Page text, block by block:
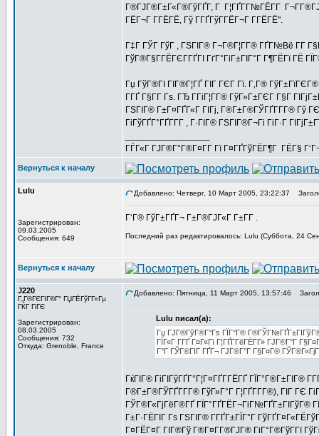
Г®ГЈГ®Г±Г«Г®ГўГҐГ­, Г Г¦ГҐГ­Г№ГЁГ­Г
ГЁГ¬Г Г­ГЁГЁ, Гў Г­ГҐГўГ­ГЁГ¬Г Г­ГЁГЁ".
Г‡Г ГЎГ ГўГ , ГЅГІГ® Г¬Г®Г¦Г­Г® ГҐГ№Вё Г­Г
ГўГ®Г§Г­ГЁГЄГ­ГҐГІ ГґГ°ГіГ±ГІГ°Г Г¶ГЁГї ГЁ
Гџ ГўГ®ГІ ГІГ®Г¦ГҐ ГІГ ГЄГ Гї. Г‚Г®
Г­ГҐ Г§Г­Г Гѕ. ГЂ Г­ГіГ¦Г­Г® ГўГ»Г±ГЄГ Г§Г
ГЅГІГ® Г±Г¤ГҐГ«Г ГІГј, Г®Г±Г®ГЎГҐГ­Г­Г® Гў
ГіГўГҐГ°ГҐГ­Г­Г , Г·ГІГ® ГЅГІГ®Г¬Гі ГіГ·Г
ГЃГ«Г ГЈГ®Г°Г®Г¤Г­Г Гї Г¤ГҐГўГЁГ¶Г ГЁГ§
Вернуться к началу
Lulu
Зарегистрирован:
09.03.2005
Сообщения: 649
Добавлено: Четверг, 10 Март 2005, 23:22:37
Г‘Г® ГўГ±ГҐГ¬ Г±Г®ГЈГ«Г Г±Г­Г .
Последний раз редактировалось: Lulu (Суббота, 24
Вернуться к началу
J220
Г„Г®ГЄГІГ®Г° ГЏГЁГўГ­Г»Гµ
ГЌГ ГіГЄ
Зарегистрирован:
08.03.2005
Сообщения: 732
Откуда: Grenoble, France
Добавлено: Пятница, 11 Март 2005, 13:57:46
Lulu писал(а):
Гџ ГЈГ®ГўГ®Г°Гѕ ГЇГ°Г®
ГЇГ«Г Г­ГҐ Г¤Г«Гї Г¦ГҐГ­ГёГЁГ­Г» ГЈГ®Г°Г
Г°Г ГЎГ®ГІГ ГҐГ¬ ГЈГ®Г°Г Г§Г¤Г®
ГќГІГ® ГіГІГўГҐГ°Г¦Г¤ГҐГ­ГЁГҐ
Г®Г±Г®ГЎГҐГ­Г­Г® ГўГ»Г°Г Г¦ГҐГ­Г­Г®), ГІГ ГЄ
ГЎГ®Г«ГјГёГ®ГҐ ГЇГ°ГҐГЁГ¬ГіГ№ГҐГ±ГІГўГ®
Г±Г·ГЁГІГ Гѕ ГЅГІГ® Г­ГҐГ±ГЇГ°Г
Г¤ГЁГ¤Г ГІГ®Гў Г®Г¤Г­Г®ГЈГ® ГіГ°Г®ГўГ­Гї